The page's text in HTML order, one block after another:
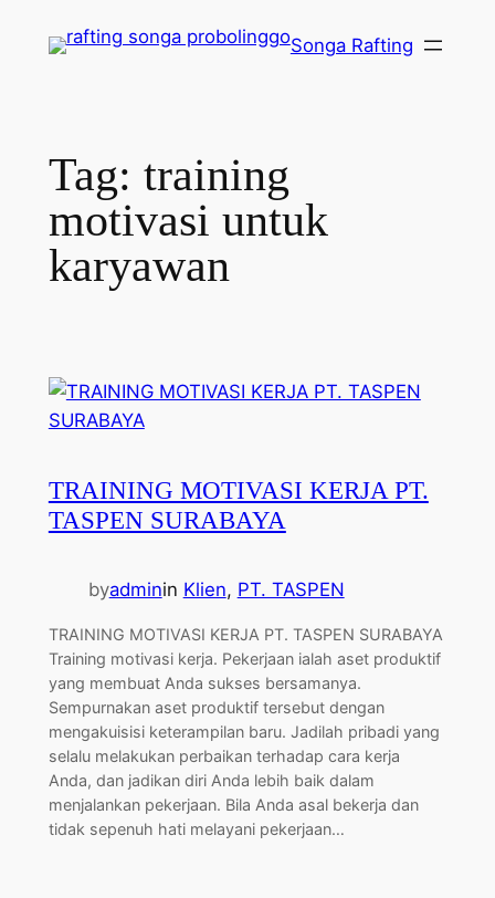
Songa Rafting
Tag: training
motivasi untuk
karyawan
TRAINING MOTIVASI KERJA PT.
TASPEN SURABAYA
byadminin Klien, PT. TASPEN
TRAINING MOTIVASI KERJA PT. TASPEN SURABAYA
Training motivasi kerja. Pekerjaan ialah aset produktif
yang membuat Anda sukses bersamanya.
Sempurnakan aset produktif tersebut dengan
mengakuisisi keterampilan baru. Jadilah pribadi yang
selalu melakukan perbaikan terhadap cara kerja
Anda, dan jadikan diri Anda lebih baik dalam
menjalankan pekerjaan. Bila Anda asal bekerja dan
tidak sepenuh hati melayani pekerjaan…